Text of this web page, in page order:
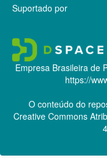
Suportado por
Empresa Brasileira de
https://
O conteúdo do
Creative Commons